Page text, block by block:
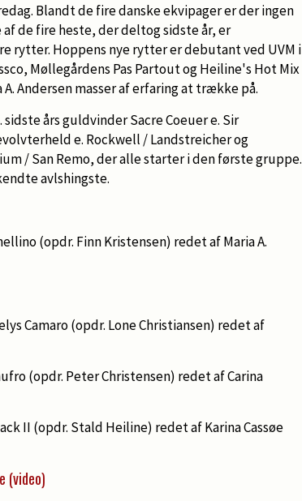
Blandt de fire danske ekvipager er der ingen
de fire heste, der deltog sidste år, er
rytter. Hoppens nye rytter er debutant ved UVM i
Møllegårdens Pas Partout og Heiline's Hot Mix
Andersen masser af erfaring at trække på.
års guldvinder Sacre Coeuer e. Sir
e. Rockwell / Landstreicher og
/ San Remo, der alle starter i den første gruppe.
avlshingste.
(opdr. Finn Kristensen) redet af Maria A.
Camaro (opdr. Lone Christiansen) redet af
(opdr. Peter Christensen) redet af Carina
II (opdr. Stald Heiline) redet af Karina Cassøe
(video)